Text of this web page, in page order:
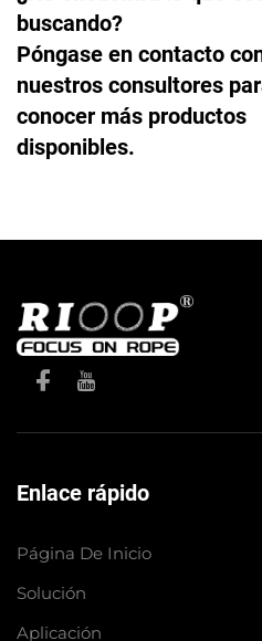
buscando?
Póngase en contacto
nuestros consultores
conocer más productos
disponibles.
Enlace rápido
Página De Inicio
Solución
Aplicación